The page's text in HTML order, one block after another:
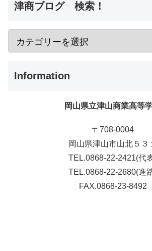
津商ブログ 検索！
Information
岡山県立津山商業高等
〒708-0004
岡山県津山市山北５３
TEL.0868-22-2421(代
TEL.0868-22-2680(進
FAX.0868-23-8492